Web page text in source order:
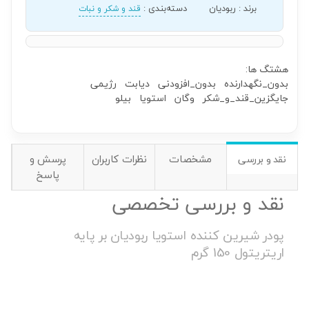
برند: ربودیان دسته‌بندی : قند و شکر و نبات
هشتگ ها:
بدون_نگهدارنده بدون_افزودنی دیابت رژیمی
جایگزین_قند_و_شکر وگان استویا بیلو
نقد و بررسی مشخصات نظرات کاربران
پرسش و
پاسخ
نقد و بررسی تخصصی
پودر شیرین کننده استویا ربودیان بر پایه
اریتریتول 150 گرم